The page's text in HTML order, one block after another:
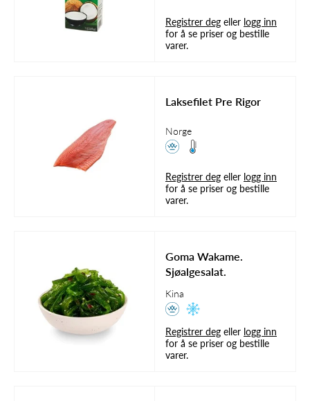
Registrer deg eller logg inn
for å se priser og bestille
varer.
Laksefilet Pre Rigor
Norge
Registrer deg eller logg inn
for å se priser og bestille
varer.
Goma Wakame.
Sjøalgesalat.
Kina
Registrer deg eller logg inn
for å se priser og bestille
varer.